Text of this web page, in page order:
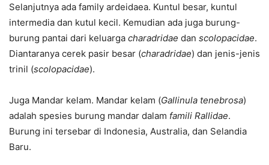
Selanjutnya ada family ardeidaea. Kuntul besar, kuntul
intermedia dan kutul kecil. Kemudian ada juga burung-
burung pantai dari keluarga charadridae dan scolopacidae.
Diantaranya cerek pasir besar (charadridae) dan jenis-jenis
trinil (scolopacidae).
Juga Mandar kelam. Mandar kelam (Gallinula tenebrosa)
adalah spesies burung mandar dalam famili Rallidae.
Burung ini tersebar di Indonesia, Australia, dan Selandia
Baru.